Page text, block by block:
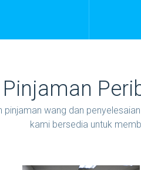
Pinjaman
wang dan
kami bersedia untuk